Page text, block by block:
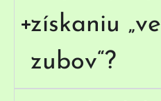
získaniu
zubov“?